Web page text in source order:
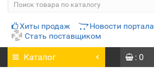
Хиты продаж Новости портала
Стать поставщиком
Каталог : 0